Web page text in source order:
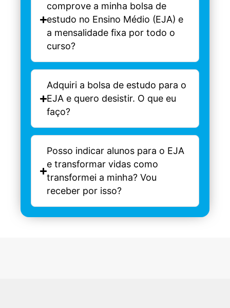
comprove a minha bolsa de
estudo no Ensino Médio (EJA) e
a mensalidade fixa por todo o
curso?
Adquiri a bolsa de estudo para o
EJA e quero desistir. O que eu
faço?
Posso indicar alunos para o EJA
e transformar vidas como
transformei a minha? Vou
receber por isso?